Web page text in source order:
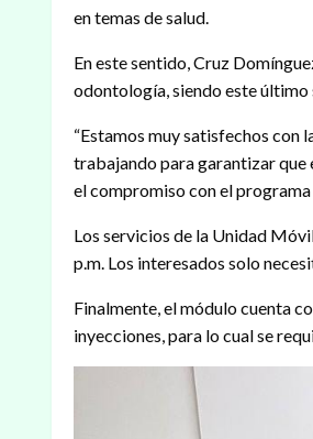
en temas de salud.
En este sentido, Cruz
odontología, siendo este último
“Estamos muy satisfechos con
trabajando para garantizar que
el compromiso con el
Los servicios de la Unidad
p.m. Los interesados solo
Finalmente, el módulo cuenta
inyecciones, para lo cual se